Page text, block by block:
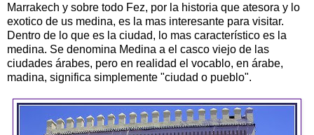
Marrakech y sobre todo Fez, por la historia que atesora y lo
exotico de us medina, es la mas interesante para visitar.
Dentro de lo que es la ciudad, lo mas característico es la
medina. Se denomina Medina a el casco viejo de las
ciudades árabes, pero en realidad el vocablo, en árabe,
madina, significa simplemente "ciudad o pueblo".